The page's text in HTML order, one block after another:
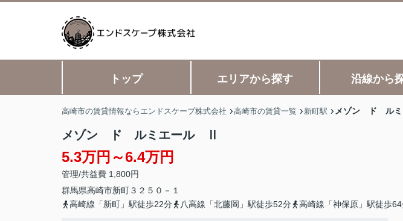
トップ エリアから探す 沿線から
高崎市の賃貸情報ならエンドスケープ株式会社 高崎市の賃貸一覧 新町駅 メゾン ド ル
メゾン ド ルミエール Ⅱ
5.3万円～6.4万円
管理/共益費 1,800円
群馬県高崎市新町３２５０－１
高崎線「新町」駅徒歩22分
八高線「北藤岡」駅徒歩52分 高崎線「神保原」駅徒歩